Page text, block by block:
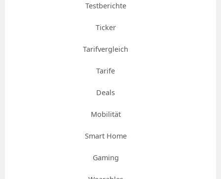
Testberichte
Ticker
Tarifvergleich
Tarife
Deals
Mobilität
Smart Home
Gaming